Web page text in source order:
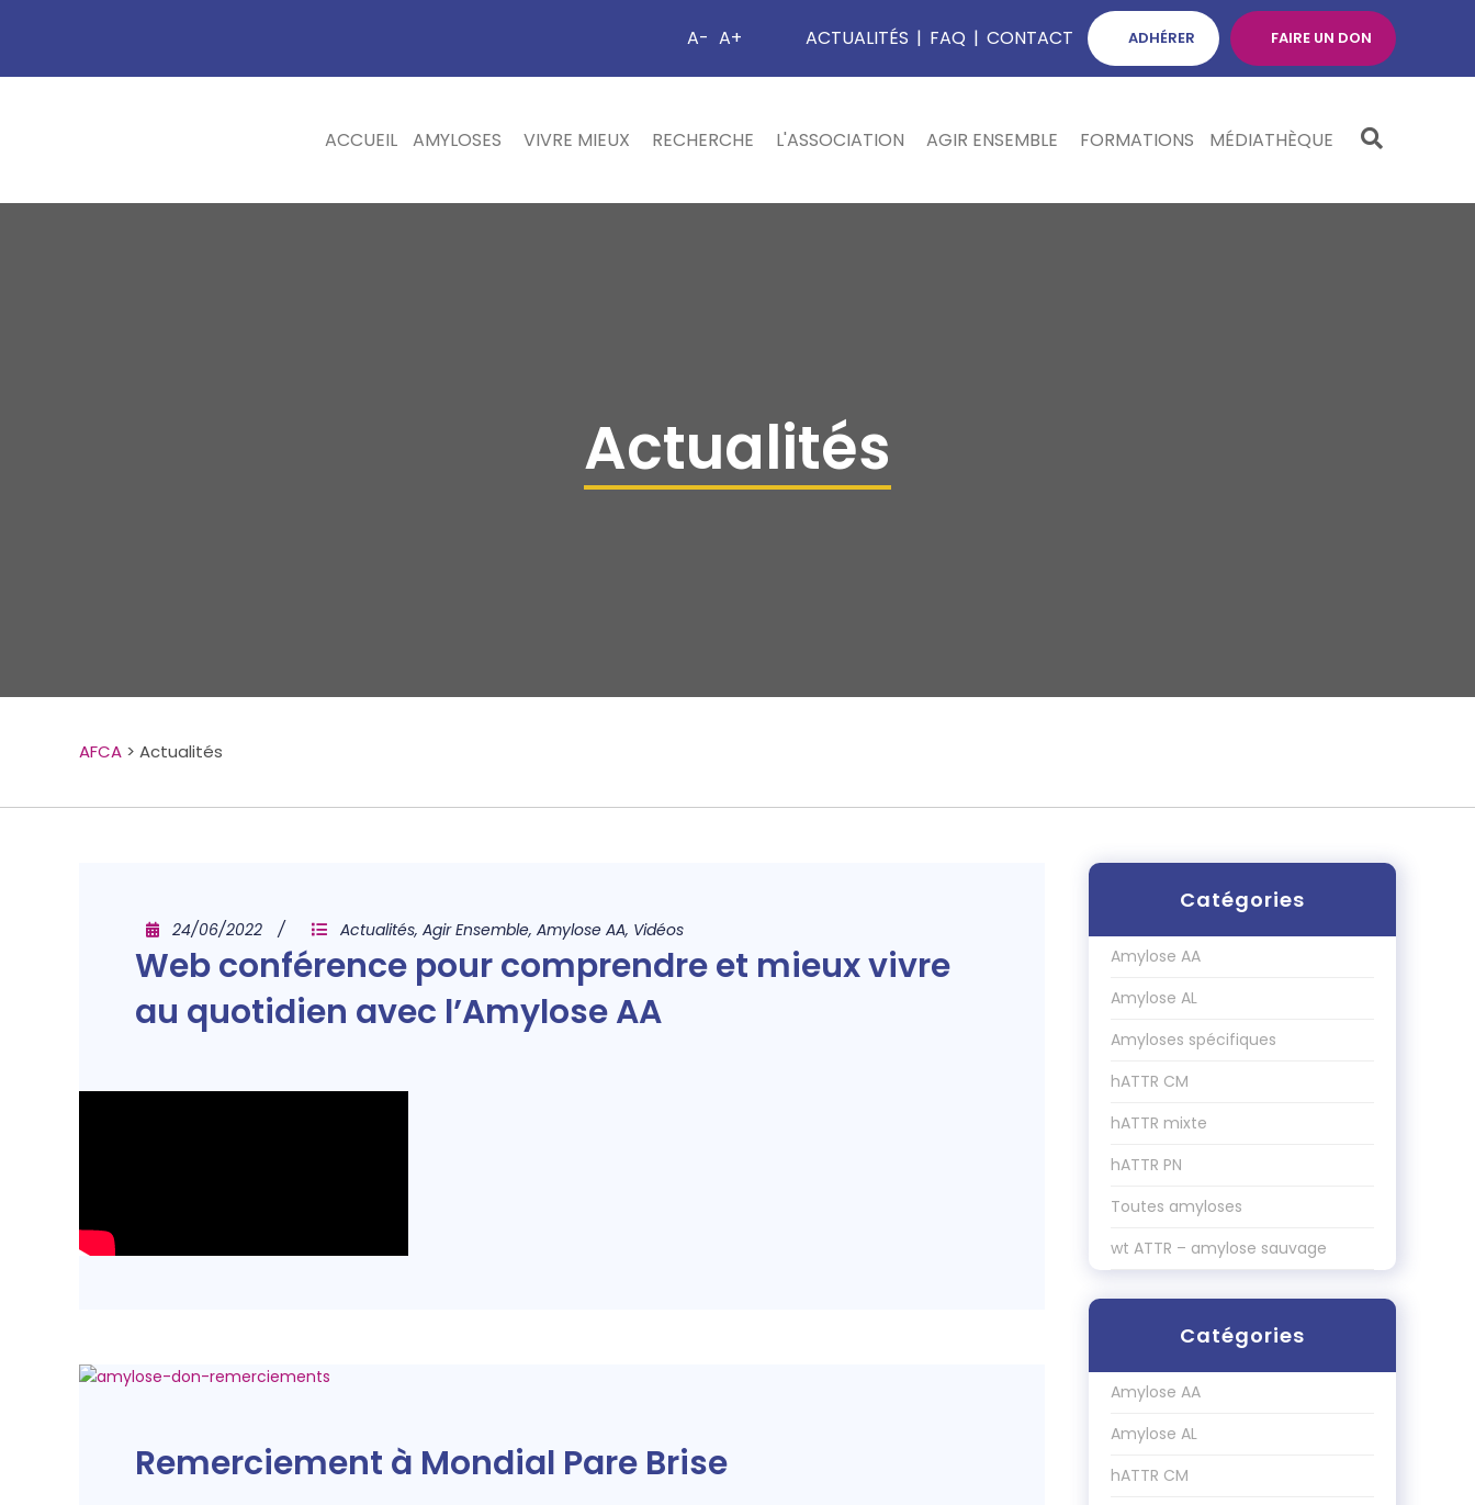
A- A+ ACTUALITÉS | FAQ | CONTACT ADHÉRER FAIRE UN DON
ACCUEIL AMYLOSES VIVRE MIEUX RECHERCHE L'ASSOCIATION AGIR ENSEMBLE FORMATIONS MÉDIATHÈQUE
Actualités
AFCA > Actualités
24/06/2022 Actualités, Agir Ensemble, Amylose AA, Vidéos
Web conférence pour comprendre et mieux vivre
au quotidien avec l’Amylose AA
Remerciement à Mondial Pare Brise
Catégories
Amylose AA
Amylose AL
Amyloses spécifiques
hATTR CM
hATTR mixte
hATTR PN
Toutes amyloses
wt ATTR – amylose sauvage
Catégories
Amylose AA
Amylose AL
hATTR CM